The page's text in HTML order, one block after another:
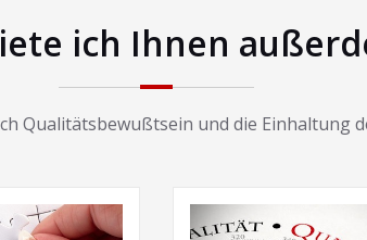
ich Ihnen
Qualitätsbewußtsein und die Einhaltung